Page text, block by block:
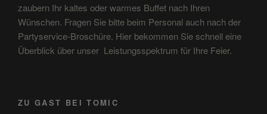
zaubern Ihr kaltes oder warmes Buffet nach Ihren
Wünschen. Fragen Sie bitte beim Personal auch nach der
Partyservice-Broschüre. Hier bekommen Sie schnell eine
Überblick über unser Leistungsspektrum für Ihre Feier.
ZU GAST BEI TOMIC